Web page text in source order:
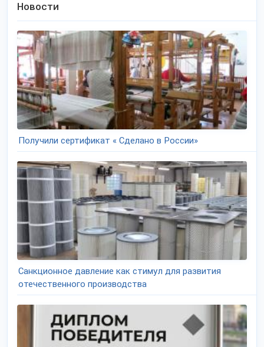
Новости
Получили сертификат « Сделано в России»
Санкционное давление как стимул для развития
отечественного производства